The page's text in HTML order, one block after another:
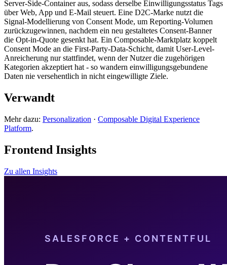
Server-Side-Container aus, sodass derselbe Einwilligungsstatus Tags
über Web, App und E-Mail steuert. Eine D2C-Marke nutzt die
Signal-Modellierung von Consent Mode, um Reporting-Volumen
zurückzugewinnen, nachdem ein neu gestaltetes Consent-Banner
die Opt-in-Quote gesenkt hat. Ein Composable-Marktplatz koppelt
Consent Mode an die First-Party-Data-Schicht, damit User-Level-
Anreicherung nur stattfindet, wenn der Nutzer die zugehörigen
Kategorien akzeptiert hat - so wandern einwilligungsgebundene
Daten nie versehentlich in nicht eingewilligte Ziele.
Verwandt
Mehr dazu: Personalization · Composable Digital Experience
Platform.
Frontend Insights
Zu allen Insights